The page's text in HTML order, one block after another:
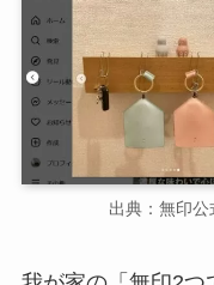
出典：無印